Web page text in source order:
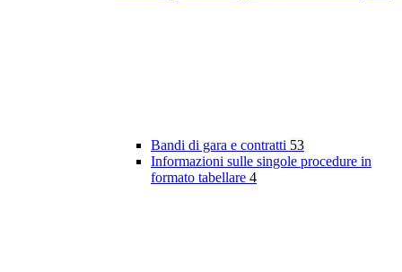
Bandi di gara e contratti 53
Informazioni sulle singole procedure in
formato tabellare 4